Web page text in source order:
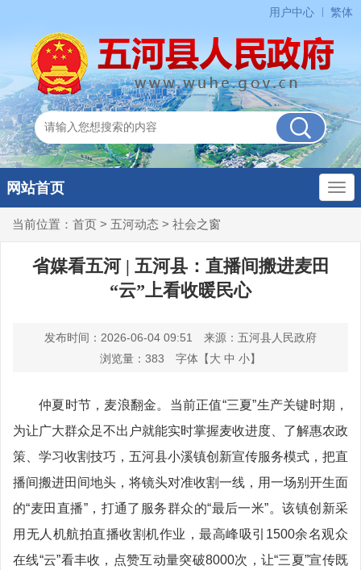
用户中心 繁体
网站首页
当前位置： 首页 > 五河动态 > 社会之窗
省媒看五河 | 五河县：直播间搬进麦田
“云”上看收暖民心
发布时间：2026-06-04 09:51
来源：五河县人民政府
浏览量： 383 字体【大 中 小】
仲夏时节，麦浪翻金。当前正值“三夏”生产关键时期，
为让广大群众足不出户就能实时掌握麦收进度、了解惠农政
策、学习收割技巧，五河县小溪镇创新宣传服务模式，把直
播间搬进田间地头，将镜头对准收割一线，用一场别开生面
的“麦田直播”，打通了服务群众的“最后一米”。该镇创新采
用无人机航拍直播收割机作业，最高峰吸引1500余名观众
在线“云”看丰收，点赞互动量突破8000次，让“三夏”宣传既